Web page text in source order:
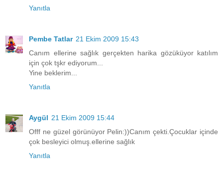
Yanıtla
Pembe Tatlar 21 Ekim 2009 15:43
Canım ellerine sağlık gerçekten harika gözüküyor katılım
için çok tşkr ediyorum...
Yine beklerim...
Yanıtla
Aygül 21 Ekim 2009 15:44
Offf ne güzel görünüyor Pelin:))Canım çekti.Çocuklar içinde
çok besleyici olmuş.ellerine sağlık
Yanıtla